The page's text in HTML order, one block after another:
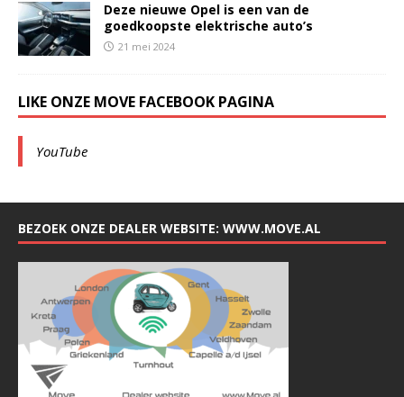
Deze nieuwe Opel is een van de
goedkoopste elektrische auto’s
21 mei 2024
LIKE ONZE MOVE FACEBOOK PAGINA
YouTube
BEZOEK ONZE DEALER WEBSITE: WWW.MOVE.AL